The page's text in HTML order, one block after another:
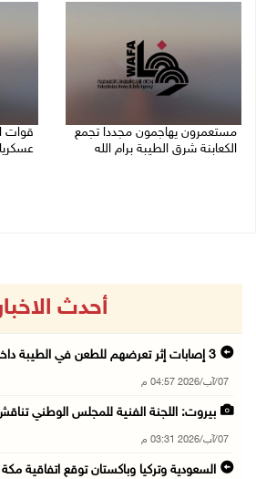
مستعمرون يهاجمون مجددا تجمع
الكعابنة شرق الطيبة برام الله
قوات
أحدث
3 إصابات إثر تعرضهم للطعن في الطيبة داخل أراض ...
07/آب/2026 04:57 م
بيروت: اللجنة الفنية للمجلس الوطني
07/آب/2026 03:31 م
السعودية وتركيا وباكستان توقع اتفاقية